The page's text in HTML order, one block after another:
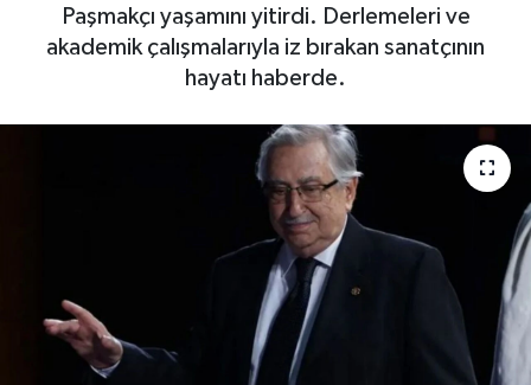
Paşmakçı yaşamını yitirdi. Derlemeleri ve
akademik çalışmalarıyla iz bırakan sanatçının
hayatı haberde.
Haberde İnsan
Resmi İlan